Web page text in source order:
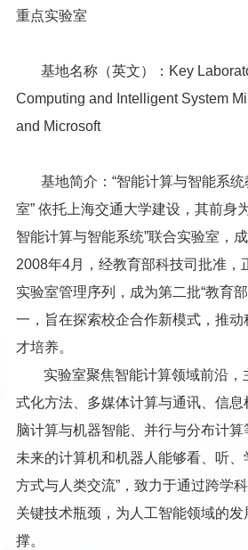
重点实验室
基地名称（英文）：Key
Computing and Intelligent System
and Microsoft
基地简介：“智能计算与智能系
室” 依托上海交通大学建设，其前身
智能计算与智能系统”联合实验室，
2008年4月，经教育部科技司批准，
实验室管理序列，成为第二批“教育
一，旨在探索校企合作新模式，推动
才培养。
实验室聚焦智能计算领域前沿
式化方法、多媒体计算与通讯、信
脑计算与机器智能、并行与分布计算
未来的计算机和机器人能够看、听
方式与人类交流”，致力于通过跨学
关键技术瓶颈，为人工智能领域的
撑。